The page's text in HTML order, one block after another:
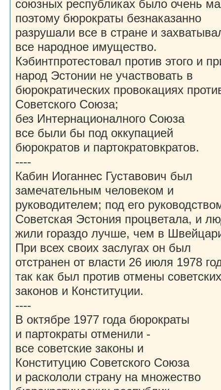
союзных республиках было очень
поэтому бюрократы безнаказанно
разрушали все в стране и
все народное имущество.
Кэбинтпротестовал против этого и
народ Эстонии не участвовать в
бюрократических провокациях
Советского Союза;
без Интернационалного Союза
все были бы под оккупацией
бюрократов и партократовкратов.
----
Кабин Иоганнес Густавович был
замечательным человеком и
руководителем; под его
Советская Эстония процветала, и
жили гораздо лучше, чем в
При всех своих заслугах он был
отстранен от власти 26 июля 1978
так как был против отмены советских
законов и Конституции.
----
В октябре 1977 года бюрократы
и партократы отменили -
все советские законы и
Конституцию Советского Союза
и раскололи страну на множество